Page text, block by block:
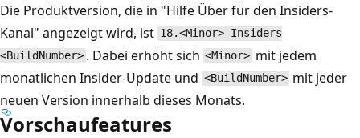
Die Produktversion, die in "Hilfe Über für den Insiders-
Kanal" angezeigt wird, ist 18.<Minor> Insiders
<BuildNumber> . Dabei erhöht sich <Minor> mit jedem
monatlichen Insider-Update und <BuildNumber> mit jeder
neuen Version innerhalb dieses Monats.
Vorschaufeatures